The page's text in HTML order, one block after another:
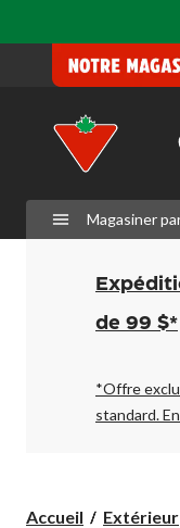
à
Magasiner
de 99 $*
*Offre
standard.
Accueil Extérieur